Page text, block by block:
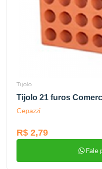
Tijolo
Tijolo 21 furos
Cepazzi
R$ 2,79
Fale